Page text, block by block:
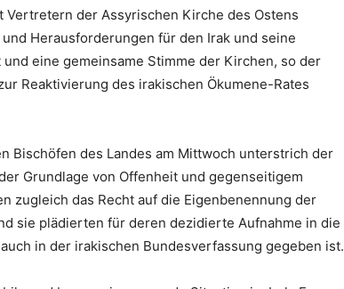
Vertretern der Assyrischen Kirche des Ostens
Herausforderungen für den Irak und seine
eine gemeinsame Stimme der Kirchen, so der
Reaktivierung des irakischen Ökumene-Rates
Bischöfen des Landes am Mittwoch unterstrich der
Grundlage von Offenheit und gegenseitigem
zugleich das Recht auf die Eigenbenennung der
sie plädierten für deren dezidierte Aufnahme in die
in der irakischen Bundesverfassung gegeben ist.